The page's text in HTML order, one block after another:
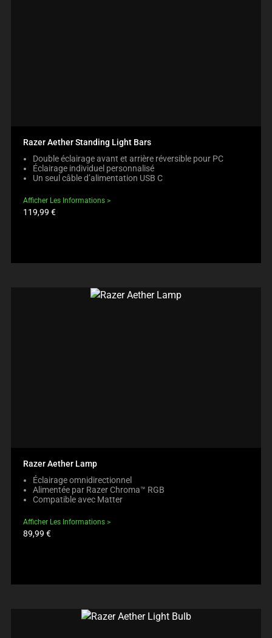
Razer Aether Standing Light Bars
Double éclairage avant et arrière réversible pour PC
Éclairage individuel personnalisé
Un seul câble d’alimentation USB C
Afficher Les Informations
Prix
119,99 €
Razer Aether Lamp
Éclairage omnidirectionnel
Alimentée par Razer Chroma™ RGB
Compatible avec Matter
Afficher Les Informations
Prix
89,99 €